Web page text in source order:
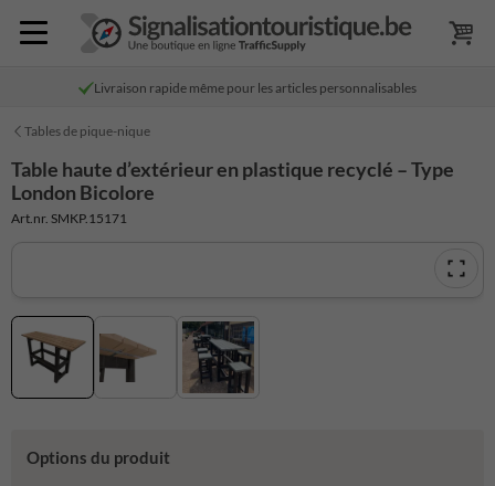
Livraison rapide même pour les articles personnalisables
Tables de pique-nique
Table haute d’extérieur en plastique recyclé – Type
London Bicolore
Art.nr. SMKP.15171
Options du produit